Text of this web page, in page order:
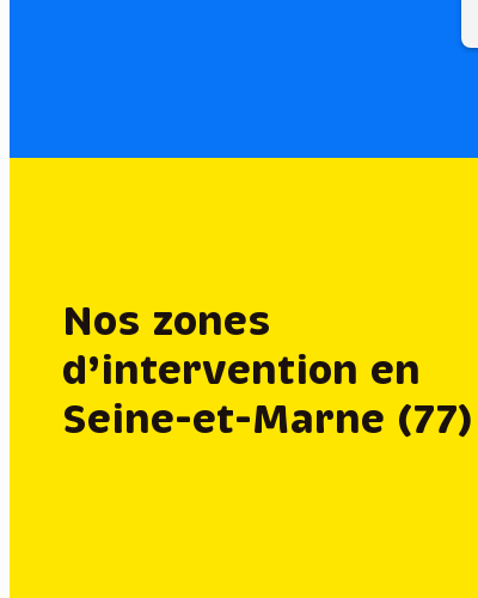
Nos zones
d’intervention en
Seine-et-Marne (77)